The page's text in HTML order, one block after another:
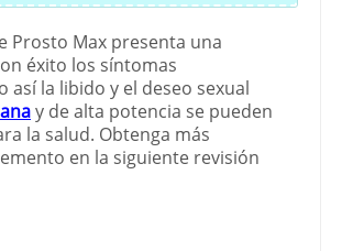
Prosto Max presenta una
éxito los síntomas
la libido y el deseo sexual
y de alta potencia se pueden
la salud. Obtenga más
en la siguiente revisión